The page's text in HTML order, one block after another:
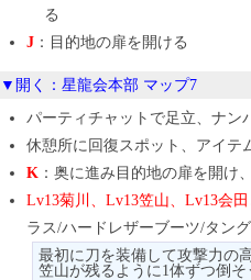
る
J ：目的地の扉を開ける
▼開く：星龍会本部 マップ7
パーティチャットで足立、ナン
休憩所に回復スポット、アイテ
K ：奥に進み目的地の扉を開け
Lv13菊川、Lv13笠山、Lv13会田
ラス/ハードレザーブーツ/タン
最初に刀を装備して攻撃力の
笠山が残るように1体ずつ倒そ